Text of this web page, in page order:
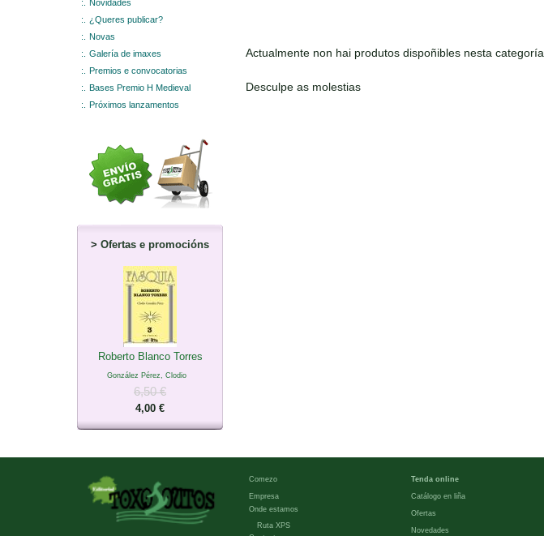
:.
Novidades
:.
¿Queres publicar?
:.
Novas
:.
Galería de imaxes
:.
Premios e convocatorias
:.
Bases Premio H Medieval
:.
Próximos lanzamentos
> Ofertas e promocións
Roberto Blanco Torres
González Pérez, Clodio
6,50 €
4,00 €
Actualmente non hai produtos dispoñibles nesta categoría
Desculpe as molestias
Comezo
Empresa
Onde estamos
Ruta XPS
Tenda online
Catálogo en liña
Ofertas
Novedades